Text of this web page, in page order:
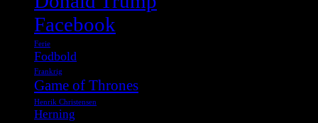
Facebook
Ferie
Fodbold
Frankrig
Game of Thrones
Henrik Christensen
Herning